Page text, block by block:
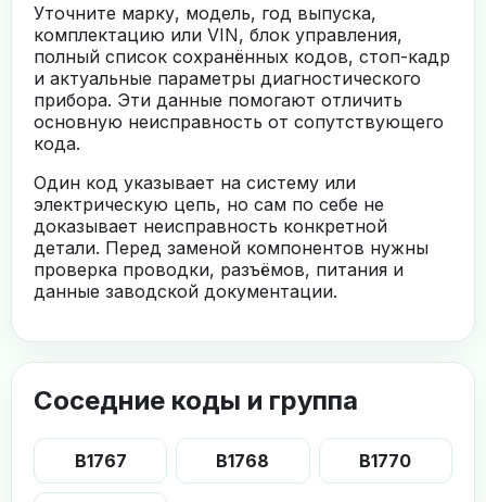
Уточните марку, модель, год выпуска,
комплектацию или VIN, блок управления,
полный список сохранённых кодов, стоп-кадр
и актуальные параметры диагностического
прибора. Эти данные помогают отличить
основную неисправность от сопутствующего
кода.
Один код указывает на систему или
электрическую цепь, но сам по себе не
доказывает неисправность конкретной
детали. Перед заменой компонентов нужны
проверка проводки, разъёмов, питания и
данные заводской документации.
Соседние коды и группа
B1767 B1768 B1770